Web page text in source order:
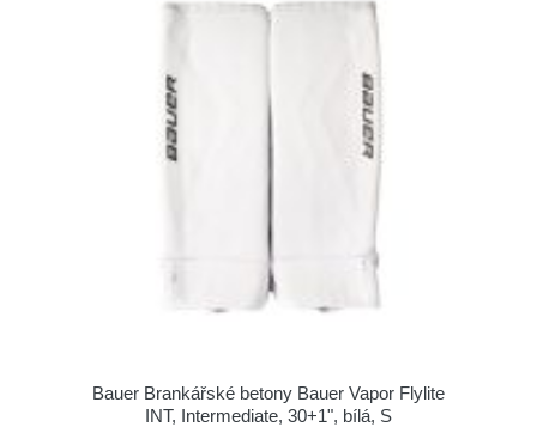
Bauer Brankářské betony Bauer Vapor Flylite
INT, Intermediate, 30+1", bílá, S